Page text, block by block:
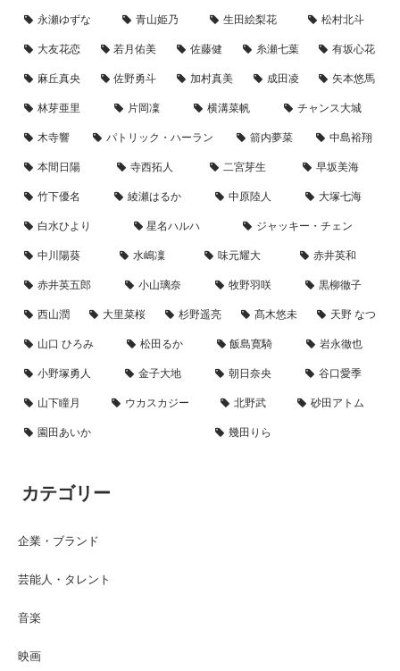
永瀬ゆずな 青山姫乃 生田絵梨花
松村北斗
大友花恋
若月佑美 佐藤健 糸瀬七葉
有坂心花
麻丘真央
佐野勇斗 加村真美 成田凌
矢本悠馬
林芽亜里
片岡凜 横溝菜帆
チャンス大城
木寺響
パトリック・ハーラン 箭内夢菜
中島裕翔
本間日陽
寺西拓人 二宮芽生
早坂美海
竹下優名
綾瀬はるか 中原陸人
大塚七海
白水ひより
星名ハルハ
ジャッキー・チェン
中川陽葵
水嶋凜 味元耀大
赤井英和
赤井英五郎
小山璃奈 牧野羽咲
黒柳徹子
西山潤
大里菜桜 杉野遥亮 髙木悠未
天野 なつ
山口 ひろみ
松田るか 飯島寛騎
岩永徹也
小野塚勇人
金子大地 朝日奈央
谷口愛季
山下瞳月
ウカスカジー 北野武
砂田アトム
園田あいか
幾田りら
カテゴリー
企業・ブランド
芸能人・タレント
音楽
映画